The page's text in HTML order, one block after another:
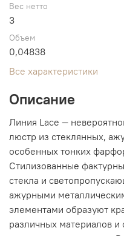
Вес нетто
3
Объем
0,04838
Все характеристики
Описание
Линия Lace —
люстр из стеклянных,
особенных тонких
Стилизованные
стекла и
ажурными
элементами образуют
различных материалов и